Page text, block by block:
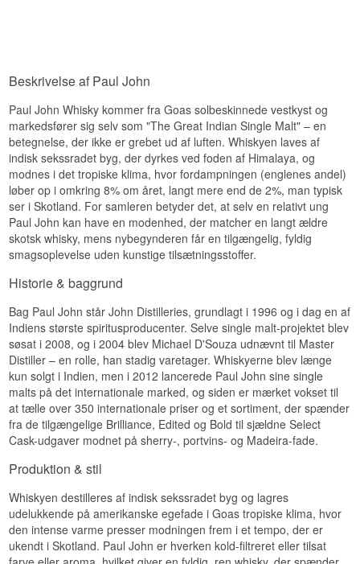
ABV: 46 %
Fadtype: Amerikanske egetræsfade
Edition: Gavesæt, 3x5 cl
Smagsprofil
Krydret · Let røget · Rund · Frugtig
Vidste du at?
Gavesættet er sammensat, så man kan smage
sig igennem hele spændet fra ikke-røget til røget
Paul John uden at åbne tre fulde flasker.
Smag
Smagen byder på en sprød, cremet karakter med
honning og krydderi.
Eftersmag
Eftersmagen er glat og afslappet med et strejf af
milde krydderier og intensiv vanilje.
Specifikationer
Type: Indian Single Malt Whisky
ABV: 46 %
Størrelse: 70 CL
Fadtype: Amerikanske egetræsfade
Edition: Brilliance Non Peated
EAN nr.: 8904014800699
Smagsprofil
Krydret · Rund · Cremet · Frugtig
Vidste du at?
den whisky, der først introducerede mange
danske whiskyentusiaster til indisk single malt.
Se hele vores udvalg af Paul John
Lyt til vores podcast:
Beskrivelse af Paul John
Paul John Whisky kommer fra Goas solbeskinnede vestkyst og
markedsfører sig selv som "The Great Indian Single Malt" – en
betegnelse, der ikke er grebet ud af luften. Whiskyen laves af
indisk sekssradet byg, der dyrkes ved foden af Himalaya, og
modnes i det tropiske klima, hvor fordampningen (englenes andel)
løber op i omkring 8% om året, langt mere end de 2%, man typisk
ser i Skotland. For samleren betyder det, at selv en relativt ung
Paul John kan have en modenhed, der matcher en langt ældre
skotsk whisky, mens nybegynderen får en tilgængelig, fyldig
smagsoplevelse uden kunstige tilsætningsstoffer.
Historie & baggrund
Bag Paul John står John Distilleries, grundlagt i 1996 og i dag en af
Indiens største spiritusproducenter. Selve single malt-projektet blev
søsat i 2008, og i 2004 blev Michael D'Souza udnævnt til Master
Distiller – en rolle, han stadig varetager. Whiskyerne blev længe
kun solgt i Indien, men i 2012 lancerede Paul John sine single
malts på det internationale marked, og siden er mærket vokset til
at tælle over 350 internationale priser og et sortiment, der spænder
fra de tilgængelige Brilliance, Edited og Bold til sjældne Select
Cask-udgaver modnet på sherry-, portvins- og Madeira-fade.
Produktion & stil
Whiskyen destilleres af indisk sekssradet byg og lagres
udelukkende på amerikanske egefade i Goas tropiske klima, hvor
den intense varme presser modningen frem i et tempo, der er
ukendt i Skotland. Paul John er hverken kold-filtreret eller tilsat